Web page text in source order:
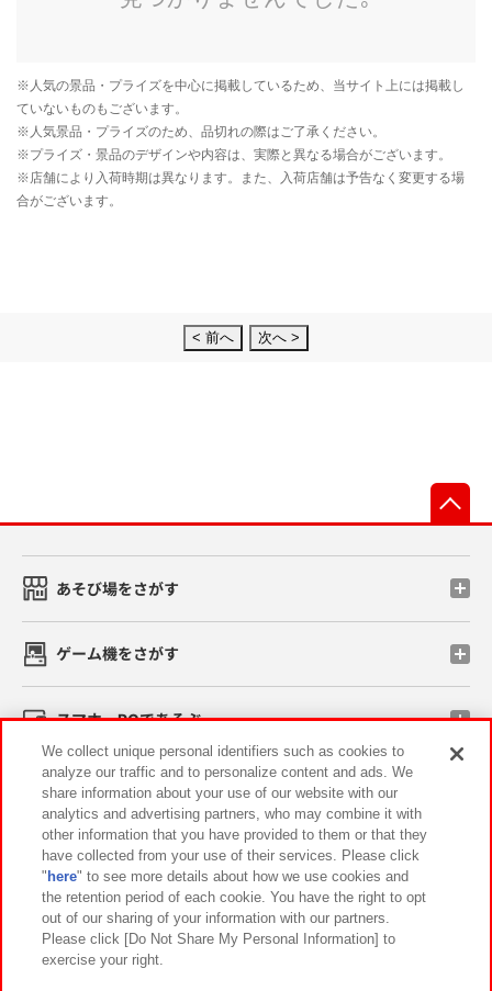
< 前へ 次へ >
あそび場をさがす
ゲーム機をさがす
スマホ・PCであそぶ
イベント・キャンペーン
関連会社 サステナビリティ サイトポリシー
プライバシーポリシー ウェブアクセシビリティ方針と検証結果
お取引先さまとともに
We collect unique personal identifiers such as cookies to
analyze our traffic and to personalize content and ads. We
share information about your use of our website with our
analytics and advertising partners, who may combine it with
other information that you have provided to them or that they
have collected from your use of their services. Please click
" here" to see more details about how we use cookies and
the retention period of each cookie. You have the right to opt
out of our sharing of your information with our partners.
Please click [Do Not Share My Personal Information] to
exercise your right.